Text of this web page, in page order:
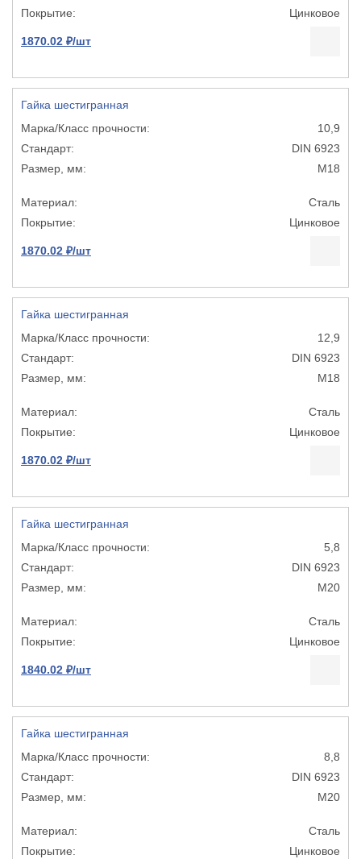
Цинковое
1870.02 ₽/шт
Гайка шестигранная
10,9
DIN 6923
М18
Сталь
Цинковое
1870.02 ₽/шт
Гайка шестигранная
12,9
DIN 6923
М18
Сталь
Цинковое
1870.02 ₽/шт
Гайка шестигранная
5,8
DIN 6923
М20
Сталь
Цинковое
1840.02 ₽/шт
Гайка шестигранная
8,8
DIN 6923
М20
Сталь
Цинковое